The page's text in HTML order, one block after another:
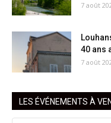
7 août
40 ans
7 août
LES ÉVÉNEMENTS À